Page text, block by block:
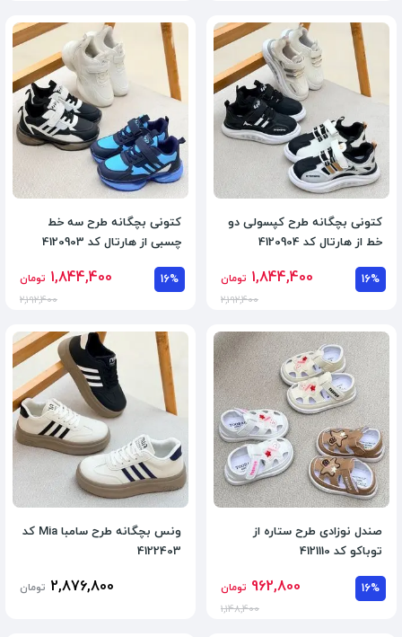
کتونی بچگانه طرح کپسولی دو
خط از هارتال کد 4120904
16%
1,844,400 تومان
2,192,400
کتونی بچگانه طرح سه خط
چسبی از هارتال کد 4120903
16%
1,844,400 تومان
2,192,400
صندل نوزادی طرح ستاره از
توباکو کد 4121110
16%
962,800 تومان
1,148,400
ونس بچگانه طرح سامبا Mia کد
4122403
2,876,800 تومان